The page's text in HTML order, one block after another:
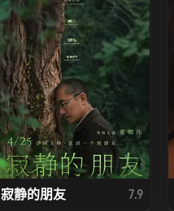
寂静的朋友 7.9